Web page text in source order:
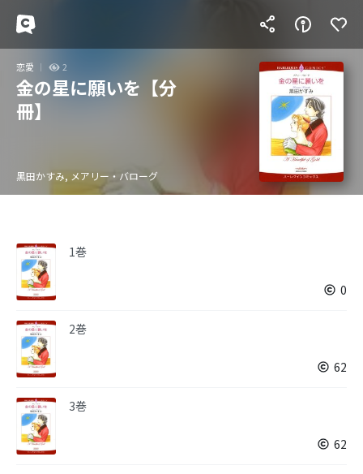
恋愛 2
金の星に願いを【分
冊】
黒田かすみ, メアリー・バローグ
1巻
0
2巻
62
3巻
62